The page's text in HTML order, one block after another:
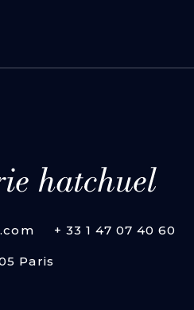
+ 33 1 47 07 40 60
Paris